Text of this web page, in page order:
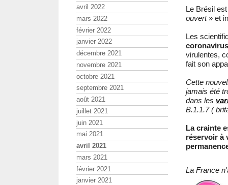
Le Brésil
ouvert» et
Les
coronavirus
virulentes,
fait son
Cette
jamais été
dans les
B.1.1.7 (
La crainte
réservoir à
La France
avril 2022
mars 2022
février 2022
janvier 2022
décembre 2021
novembre 2021
octobre 2021
septembre 2021
août 2021
juillet 2021
juin 2021
mai 2021
avril 2021
mars 2021
février 2021
janvier 2021